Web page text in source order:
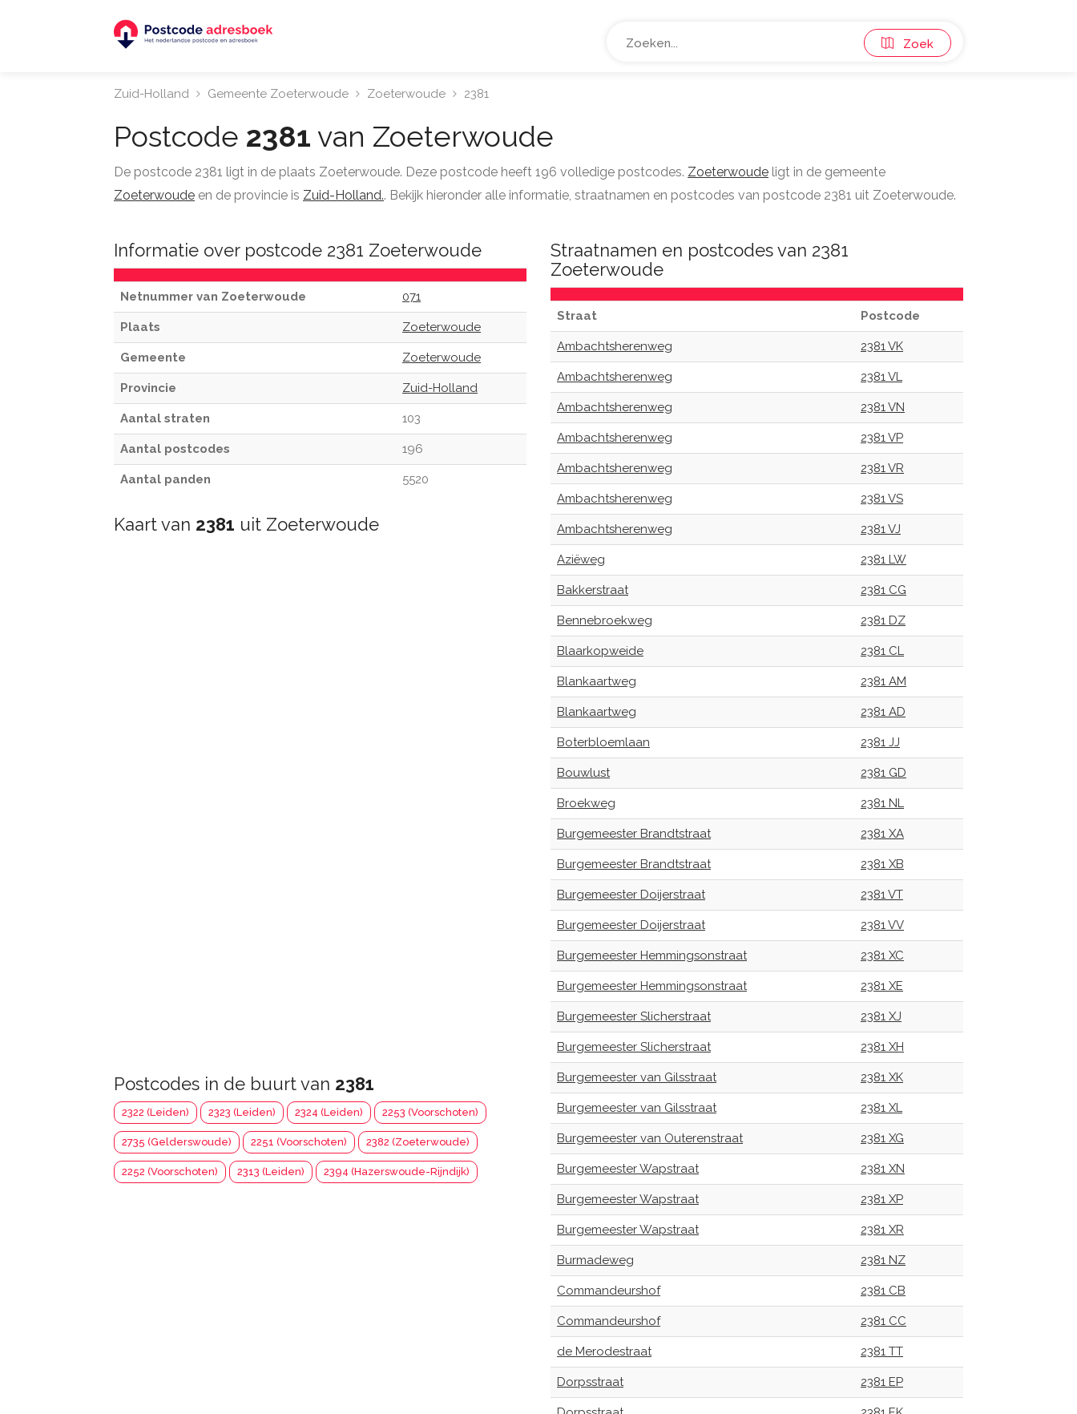
Zoek
Zuid-Holland Gemeente Zoeterwoude Zoeterwoude 2381
Postcode 2381 van Zoeterwoude
De postcode 2381 ligt in de plaats Zoeterwoude. Deze postcode heeft 196 volledige postcodes. Zoeterwoude ligt in de gemeente
Zoeterwoude en de provincie is Zuid-Holland.. Bekijk hieronder alle informatie, straatnamen en postcodes van postcode 2381 uit Zoeterwoude.
Informatie over postcode 2381 Zoeterwoude
Netnummer van Zoeterwoude 071
Plaats Zoeterwoude
Gemeente Zoeterwoude
Provincie Zuid-Holland
Aantal straten 103
Aantal postcodes 196
Aantal panden 5520
Kaart van 2381 uit Zoeterwoude
Postcodes in de buurt van 2381
2322 (Leiden) 2323 (Leiden) 2324 (Leiden) 2253 (Voorschoten)
2735 (Gelderswoude) 2251 (Voorschoten) 2382 (Zoeterwoude)
2252 (Voorschoten) 2313 (Leiden) 2394 (Hazerswoude-Rijndijk)
Straatnamen en postcodes van 2381
Zoeterwoude
Straat Postcode
Ambachtsherenweg 2381 VK
Ambachtsherenweg 2381 VL
Ambachtsherenweg 2381 VN
Ambachtsherenweg 2381 VP
Ambachtsherenweg 2381 VR
Ambachtsherenweg 2381 VS
Ambachtsherenweg 2381 VJ
Aziëweg 2381 LW
Bakkerstraat 2381 CG
Bennebroekweg 2381 DZ
Blaarkopweide 2381 CL
Blankaartweg 2381 AM
Blankaartweg 2381 AD
Boterbloemlaan 2381 JJ
Bouwlust 2381 GD
Broekweg 2381 NL
Burgemeester Brandtstraat 2381 XA
Burgemeester Brandtstraat 2381 XB
Burgemeester Doijerstraat 2381 VT
Burgemeester Doijerstraat 2381 VV
Burgemeester Hemmingsonstraat 2381 XC
Burgemeester Hemmingsonstraat 2381 XE
Burgemeester Slicherstraat 2381 XJ
Burgemeester Slicherstraat 2381 XH
Burgemeester van Gilsstraat 2381 XK
Burgemeester van Gilsstraat 2381 XL
Burgemeester van Outerenstraat 2381 XG
Burgemeester Wapstraat 2381 XN
Burgemeester Wapstraat 2381 XP
Burgemeester Wapstraat 2381 XR
Burmadeweg 2381 NZ
Commandeurshof 2381 CB
Commandeurshof 2381 CC
de Merodestraat 2381 TT
Dorpsstraat 2381 EP